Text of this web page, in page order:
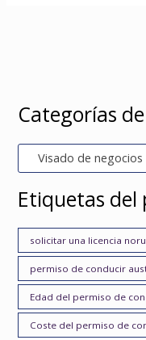
Categorías
Visado de negocios
Etiquetas
solicitar una licencia
permiso de conducir
Edad del permiso de
Coste del permiso de